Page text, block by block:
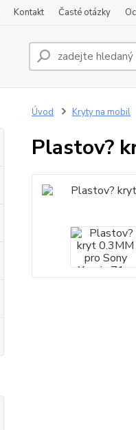
Kontakt Časté otázky
Úvod Kryty na mobil
Plastov?